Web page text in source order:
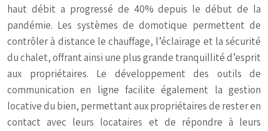
haut débit a progressé de 40% depuis le début de la
pandémie. Les systèmes de domotique permettent de
contrôler à distance le chauffage, l’éclairage et la sécurité
du chalet, offrant ainsi une plus grande tranquillité d’esprit
aux propriétaires. Le développement des outils de
communication en ligne facilite également la gestion
locative du bien, permettant aux propriétaires de rester en
contact avec leurs locataires et de répondre à leurs